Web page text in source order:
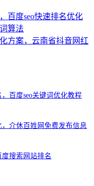
百度seo快速排名优化
算法
方案，云南省抖音网红
百度seo关键词优化教程
介休百姓网免费发布信息
度搜索网站排名